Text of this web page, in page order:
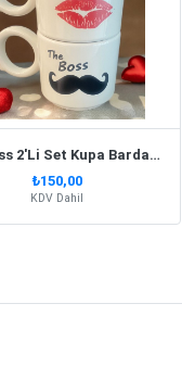
The Boss 2'Li Set Kupa Bardak Yuvarlak Kulp
₺150,00
KDV Dahil